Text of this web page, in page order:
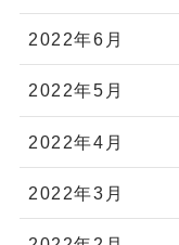
2022年6月
2022年5月
2022年4月
2022年3月